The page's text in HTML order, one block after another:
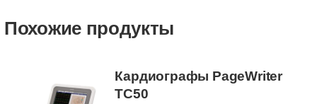
Похожие продукты
Кардиографы PageWriter
TC50